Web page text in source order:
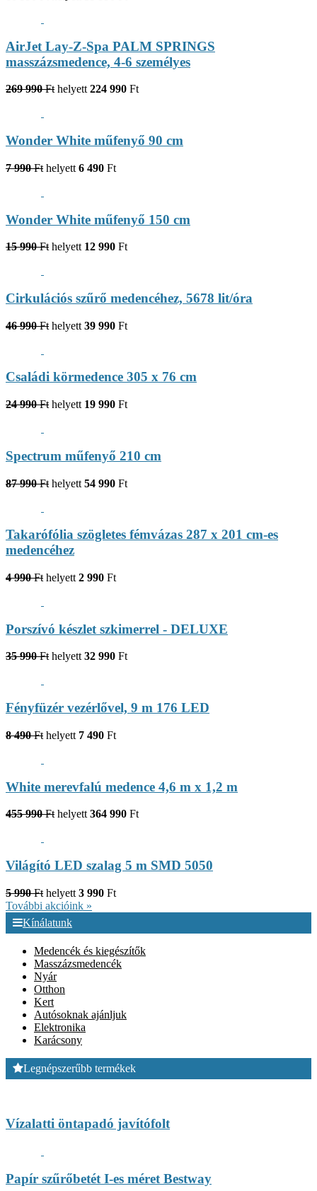
AirJet Lay-Z-Spa PALM SPRINGS
masszázsmedence, 4-6 személyes
269 990 Ft helyett 224 990 Ft
Wonder White műfenyő 90 cm
7 990 Ft helyett 6 490 Ft
Wonder White műfenyő 150 cm
15 990 Ft helyett 12 990 Ft
Cirkulációs szűrő medencéhez, 5678 lit/óra
46 990 Ft helyett 39 990 Ft
Családi körmedence 305 x 76 cm
24 990 Ft helyett 19 990 Ft
Spectrum műfenyő 210 cm
87 990 Ft helyett 54 990 Ft
Takarófólia szögletes fémvázas 287 x 201 cm-es
medencéhez
4 990 Ft helyett 2 990 Ft
Porszívó készlet szkimerrel - DELUXE
35 990 Fthelyett32 990 Ft
Fényfüzér vezérlővel, 9 m 176 LED
8 490 Ft helyett 7 490 Ft
White merevfalú medence 4,6 m x 1,2 m
455 990 Ft helyett 364 990 Ft
Világító LED szalag 5 m SMD 5050
5 990 Ft helyett 3 990 Ft
További akcióink »
Kínálatunk
Medencék és kiegészítők
Masszázsmedencék
Nyár
Otthon
Kert
Autósoknak ajánljuk
Elektronika
Karácsony
Legnépszerűbb termékek
Vízalatti öntapadó javítófolt
Papír szűrőbetét I-es méret Bestway